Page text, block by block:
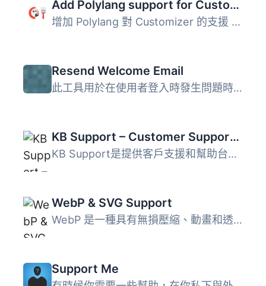
Add Polylang support for Customizer
增加 Polylang 對 Customizer 的支援 這款外掛為 WordPress C...
Resend Welcome Email
此工具用於在使用者登入時發生問題時，快速通過電子郵件發送...
KB Support – Customer Support Ticket & Helpdesk Plugin, Knowledge Base Plugin
KB Support是提供客戶支援和幫助台服務的最佳WordPress外掛。...
WebP & SVG Support
WebP 是一種具有無損壓縮、動畫和透明度的圖像格式。 可縮放...
Support Me